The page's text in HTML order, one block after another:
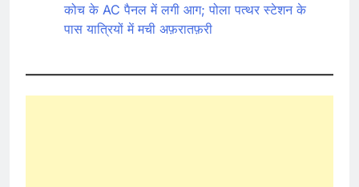
कोच के AC पैनल में लगी आग; पोला पत्थर स्टेशन के
पास यात्रियों में मची अफ़रातफ़री